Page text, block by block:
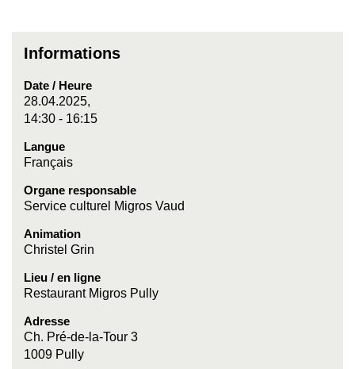
Informations
Date / Heure
28.04.2025,
14:30 - 16:15
Langue
Français
Organe responsable
Service culturel Migros Vaud
Animation
Christel Grin
Lieu / en ligne
Restaurant Migros Pully
Adresse
Ch. Pré-de-la-Tour 3
1009 Pully